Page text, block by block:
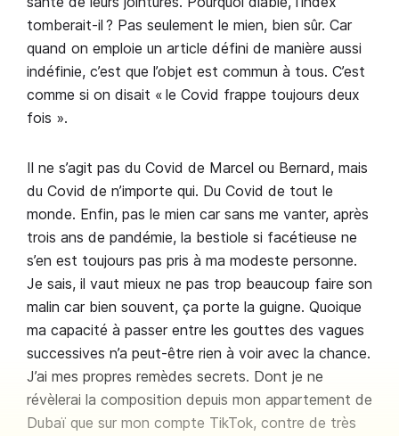
tomberait-il ? Pas seulement le mien, bien sûr. Car
quand on emploie un article défini de manière aussi
indéfinie, c’est que l’objet est commun à tous. C’est
comme si on disait « le Covid frappe toujours deux
fois ».
Il ne s’agit pas du Covid de Marcel ou Bernard, mais
du Covid de n’importe qui. Du Covid de tout le
monde. Enfin, pas le mien car sans me vanter, après
trois ans de pandémie, la bestiole si facétieuse ne
s’en est toujours pas pris à ma modeste personne.
Je sais, il vaut mieux ne pas trop beaucoup faire son
malin car bien souvent, ça porte la guigne. Quoique
ma capacité à passer entre les gouttes des vagues
successives n’a peut-être rien à voir avec la chance.
J’ai mes propres remèdes secrets. Dont je ne
révèlerai la composition depuis mon appartement de
Dubaï que sur mon compte TikTok, contre de très